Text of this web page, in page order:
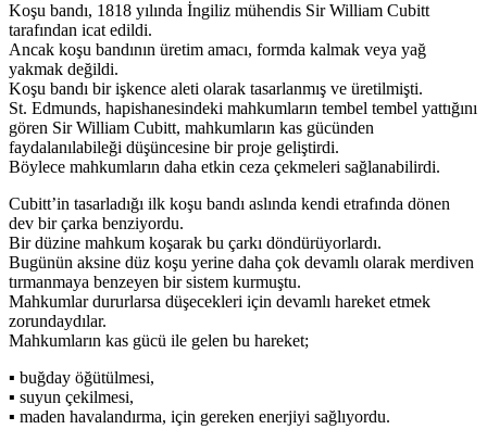
Koşu bandı, 1818 yılında İngiliz mühendis Sir William Cubitt
tarafından icat edildi.
Ancak koşu bandının üretim amacı, formda kalmak veya yağ
yakmak değildi.
Koşu bandı bir işkence aleti olarak tasarlanmış ve üretilmişti.
St. Edmunds, hapishanesindeki mahkumların tembel tembel yattığını
gören Sir William Cubitt, mahkumların kas gücünden
faydalanılabileği düşüncesine bir proje geliştirdi.
Böylece mahkumların daha etkin ceza çekmeleri sağlanabilirdi.
Cubitt’in tasarladığı ilk koşu bandı aslında kendi etrafında dönen
dev bir çarka benziyordu.
Bir düzine mahkum koşarak bu çarkı döndürüyorlardı.
Bugünün aksine düz koşu yerine daha çok devamlı olarak merdiven
tırmanmaya benzeyen bir sistem kurmuştu.
Mahkumlar dururlarsa düşecekleri için devamlı hareket etmek
zorundaydılar.
Mahkumların kas gücü ile gelen bu hareket;
▪ buğday öğütülmesi,
▪ suyun çekilmesi,
▪ maden havalandırma, için gereken enerjiyi sağlıyordu.